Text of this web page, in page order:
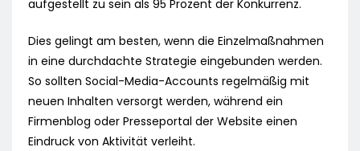
aufgestellt zu sein als 95 Prozent der Konkurrenz.
Dies gelingt am besten, wenn die Einzelmaßnahmen
in eine durchdachte Strategie eingebunden werden.
So sollten Social-Media-Accounts regelmäßig mit
neuen Inhalten versorgt werden, während ein
Firmenblog oder Presseportal der Website einen
Eindruck von Aktivität verleiht.